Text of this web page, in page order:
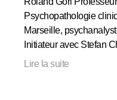
Psychopathologie
Marseille,
Initiateur avec Stefan
Lire la suite